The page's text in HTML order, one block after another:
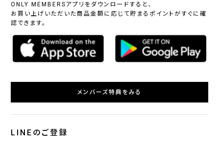
ONLY MEMBERSアプリをダウンロードすると、
お買い上げいただいた商品金額に応じて貯まるポイントがすぐに確
認できます。
メンバーズ特典をみる
LINEのご登録